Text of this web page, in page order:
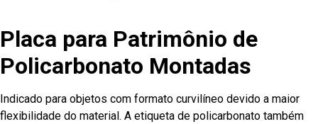
Placa para Patrimônio de
Policarbonato Montadas
Indicado para objetos com formato curvilíneo devido a maior
flexibilidade do material. A etiqueta de policarbonato também